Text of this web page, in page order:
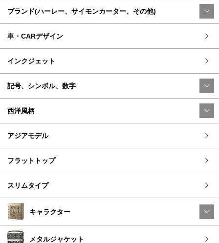
ブランド(ハーレー、サイモンカーター、その他)
車・CARデザイン
インクジェット
記号、シンボル、数字
西洋風柄
アジアモデル
フラットトップ
スリムタイプ
キャラクター
メタルジャケット